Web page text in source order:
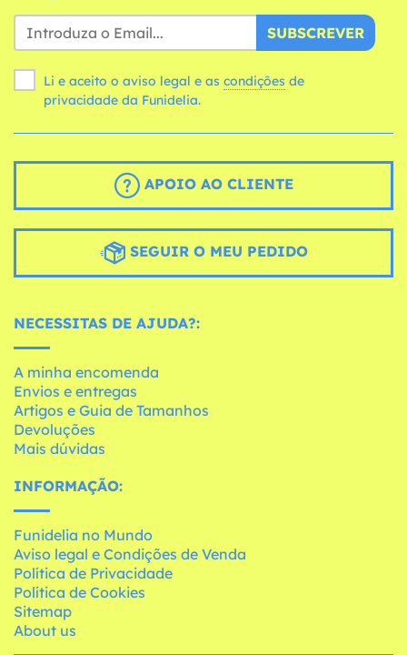
SUBSCREVER
Li e aceito o aviso legal e as condições
privacidade da Funidelia.
APOIO AO CLIENTE
SEGUIR O MEU PEDIDO
NECESSITAS DE AJUDA?:
A minha encomenda
Envios e entregas
Artigos e Guia de Tamanhos
Devoluções
Mais dúvidas
INFORMAÇÃO:
Funidelia no Mundo
Aviso legal e Condições de Venda
Política de Privacidade
Política de Cookies
Sitemap
About us